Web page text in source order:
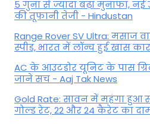
5 गुना से ज्यादा बढ़ा मुनाफा,
की तूफानी तेजी - Hindustan
Range Rover SV Ultra: मसाज
स्पीड, भारत में लॉन्च हुई खास
AC के आउटडोर यूनिट के पास
जाने सच - Aaj Tak News
Gold Rate: सावन में महंगा हुआ
गोल्ड रेट, 22 और 24 कैरेट का